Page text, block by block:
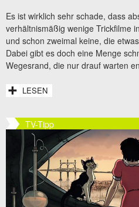
Es ist wirklich sehr schade, dass
verhältnismäßig wenige Trickfilme
und schon zweimal keine, die
Dabei gibt es doch eine Menge
Wegesrand, die nur drauf warten
LESEN
TV-Tipp